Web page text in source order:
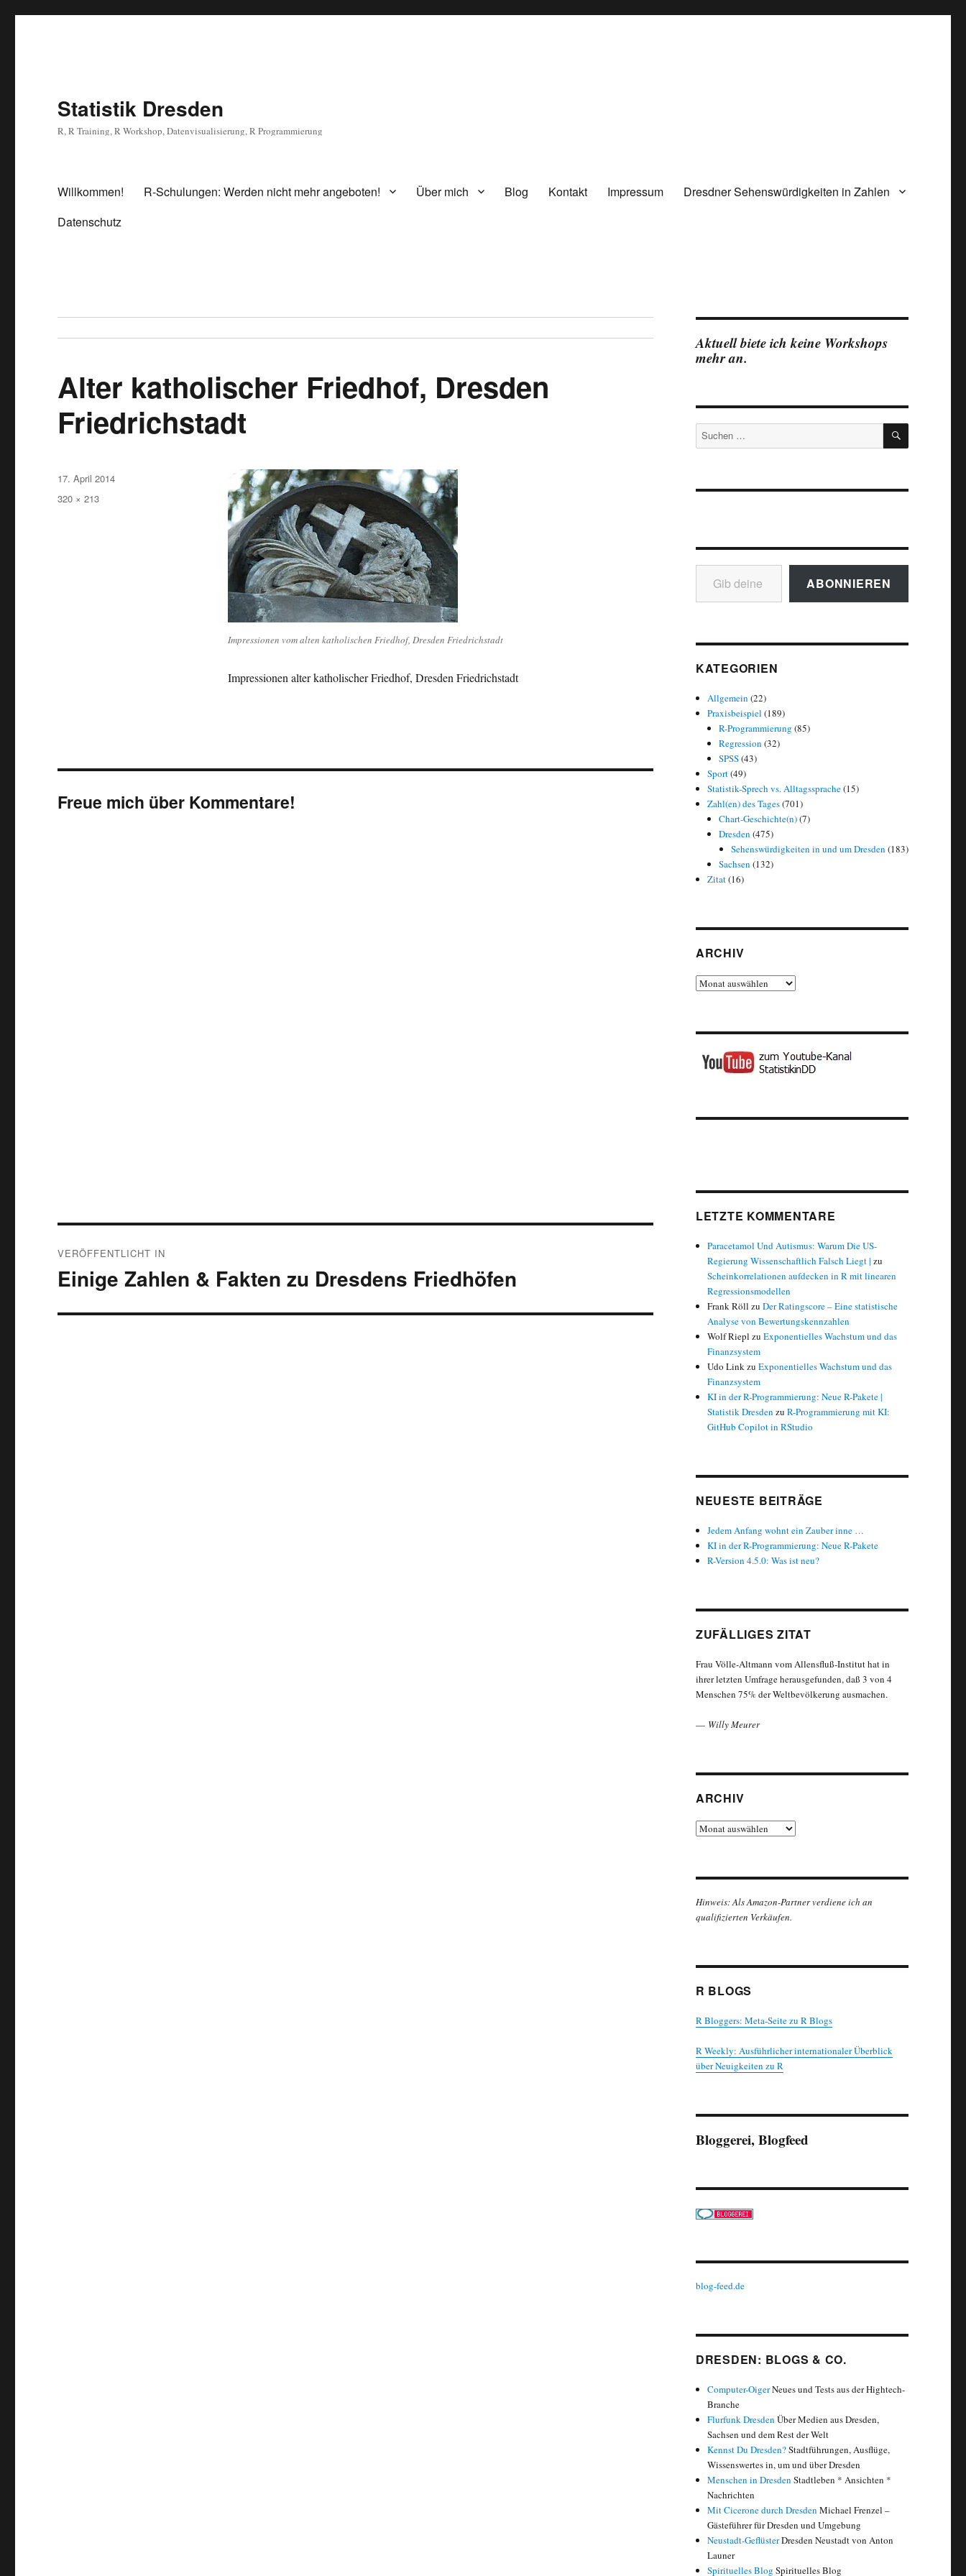
Statistik Dresden
R, R Training, R Workshop, Datenvisualisierung, R Programmierung
Willkommen! R-Schulungen: Werden nicht mehr angeboten! Über mich Blog Kontakt Impressum
Dresdner Sehenswürdigkeiten in Zahlen
Datenschutz
Alter katholischer Friedhof, Dresden
Friedrichstadt
Impressionen vom alten katholischen Friedhof, Dresden Friedrichstadt
Impressionen alter katholischer Friedhof, Dresden Friedrichstadt
Veröffentlicht
am
17. April 2014
Originalgröße
320 × 213
Freue mich über Kommentare!
VERÖFFENTLICHT IN
Einige Zahlen & Fakten zu Dresdens Friedhöfen
Aktuell biete ich keine Workshops
mehr an.
Suchen
nach:
SUCHEN
Gib deine E-Mail-Adresse ein ...
ABONNIEREN
KATEGORIEN
Allgemein (22)
Praxisbeispiel (189)
R-Programmierung (85)
Regression (32)
SPSS(43)
Sport(49)
Statistik-Sprech vs. Alltagssprache(15)
Zahl(en) des Tages(701)
Chart-Geschichte(n)(7)
Dresden (475)
Sehenswürdigkeiten in und um Dresden (183)
Sachsen (132)
Zitat(16)
ARCHIV
Archiv
LETZTE KOMMENTARE
Paracetamol Und Autismus: Warum Die US-
Regierung Wissenschaftlich Falsch Liegt | zu
Scheinkorrelationen aufdecken in R mit linearen
Regressionsmodellen
Frank Röll zuDer Ratingscore – Eine statistische
Analyse von Bewertungskennzahlen
Wolf Riepl zuExponentielles Wachstum und das
Finanzsystem
Udo LinkzuExponentielles Wachstum und das
Finanzsystem
KI in der R-Programmierung: Neue R-Pakete |
Statistik Dresden zuR-Programmierung mit KI:
GitHub Copilot in RStudio
NEUESTE BEITRÄGE
Jedem Anfang wohnt ein Zauber inne …
KI in der R-Programmierung: Neue R-Pakete
R-Version 4.5.0: Was ist neu?
ZUFÄLLIGES ZITAT
Frau Völle-Altmann vom Allensfluß-Institut hat in
ihrer letzten Umfrage herausgefunden, daß 3 von 4
Menschen 75% der Weltbevölkerung ausmachen.
— Willy Meurer
ARCHIV
Archiv
Hinweis: Als Amazon-Partner verdiene ich an
qualifizierten Verkäufen.
R BLOGS
R Bloggers: Meta-Seite zu R Blogs
R Weekly: Ausführlicher internationaler Überblick
über Neuigkeiten zu R
Bloggerei, Blogfeed
blog-feed.de
DRESDEN: BLOGS & CO.
Computer-OigerNeues und Tests aus der Hightech-
Branche
Flurfunk Dresden Über Medien aus Dresden,
Sachsen und dem Rest der Welt
Kennst Du Dresden?Stadtführungen, Ausflüge,
Wissenswertes in, um und über Dresden
Menschen in Dresden Stadtleben * Ansichten *
Nachrichten
Mit Cicerone durch Dresden Michael Frenzel –
Gästeführer für Dresden und Umgebung
Neustadt-GeflüsterDresden Neustadt von Anton
Launer
Spirituelles Blog Spirituelles Blog